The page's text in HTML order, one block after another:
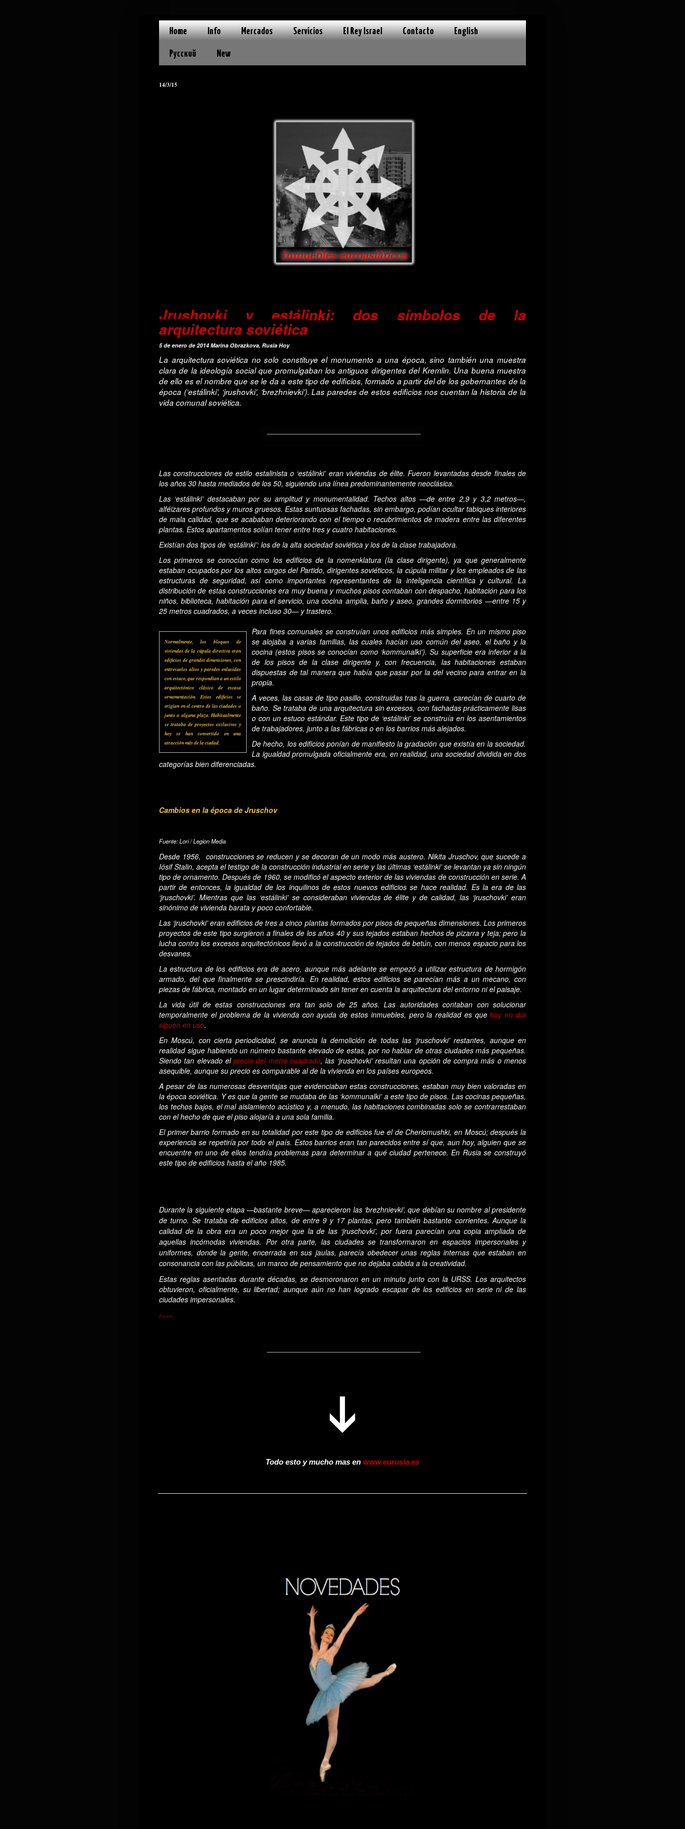
Home Info Mercados Servicios El Rey Israel Contacto English
Русский New
14/3/15
Jrushovki y estálinki: dos símbolos de la
arquitectura soviética
5 de enero de 2014 Marina Obrazkova, Rusia Hoy
La arquitectura soviética no solo constituye el monumento a una época, sino también una muestra
clara de la ideología social que promulgaban los antiguos dirigentes del Kremlin. Una buena muestra
de ello es el nombre que se le da a este tipo de edificios, formado a partir del de los gobernantes de la
época (‘estálinki’, ‘jrushovki’, ‘brezhnievki’). Las paredes de estos edificios nos cuentan la historia de la
vida comunal soviética.
Las construcciones de estilo estalinista o ‘estálinki’ eran viviendas de élite. Fueron levantadas desde finales de
los años 30 hasta mediados de los 50, siguiendo una línea predominantemente neoclásica.
Las ‘estálinki’ destacaban por su amplitud y monumentalidad. Techos altos —de entre 2,9 y 3,2 metros—,
alféizares profundos y muros gruesos. Estas suntuosas fachadas, sin embargo, podían ocultar tabiques interiores
de mala calidad, que se acababan deteriorando con el tiempo o recubrimientos de madera entre las diferentes
plantas. Estos apartamentos solían tener entre tres y cuatro habitaciones.
Existían dos tipos de ‘estálinki’: los de la alta sociedad soviética y los de la clase trabajadora.
Los primeros se conocían como los edificios de la nomenklatura (la clase dirigente), ya que generalmente
estaban ocupados por los altos cargos del Partido, dirigentes soviéticos, la cúpula militar y los empleados de las
estructuras de seguridad, así como importantes representantes de la inteligencia científica y cultural. La
distribución de estas construcciones era muy buena y muchos pisos contaban con despacho, habitación para los
niños, biblioteca, habitación para el servicio, una cocina amplia, baño y aseo, grandes dormitorios —entre 15 y
25 metros cuadrados, a veces incluso 30— y trastero.
Normalmente, los bloques de
viviendas de la cúpula directiva eran
edificios de grandes dimensiones, con
entresuelos altos y paredes enlucidas
con estuco, que respondían a un estilo
arquitectónico clásico de escasa
ornamentación. Estos edificios se
erigían en el centro de las ciudades o
junto a alguna plaza. Habitualmente
se trataba de proyectos exclusivos y
hoy se han convertido en una
atracción más de la ciudad.
Para fines comunales se construían unos edificios más simples. En un mismo piso
se alojaba a varias familias, las cuales hacían uso común del aseo, el baño y la
cocina (estos pisos se conocían como ‘kommunalki’). Su superficie era inferior a la
de los pisos de la clase dirigente y, con frecuencia, las habitaciones estaban
dispuestas de tal manera que había que pasar por la del vecino para entrar en la
propia.
A veces, las casas de tipo pasillo, construidas tras la guerra, carecían de cuarto de
baño. Se trataba de una arquitectura sin excesos, con fachadas prácticamente lisas
o con un estuco estándar. Este tipo de ‘estálinki’ se construía en los asentamientos
de trabajadores, junto a las fábricas o en los barrios más alejados.
De hecho, los edificios ponían de manifiesto la gradación que existía en la sociedad.
La igualdad promulgada oficialmente era, en realidad, una sociedad dividida en dos
categorías bien diferenciadas.
Cambios en la época de Jruschov
Fuente: Lori / Legion Media
Desde 1956, construcciones se reducen y se decoran de un modo más austero. Nikita Jruschov, que sucede a
Iósif Stalin, acepta el testigo de la construcción industrial en serie y las últimas ‘estálinki’ se levantan ya sin ningún
tipo de ornamento. Después de 1960, se modificó el aspecto exterior de las viviendas de construcción en serie. A
partir de entonces, la igualdad de los inquilinos de estos nuevos edificios se hace realidad. Es la era de las
‘jruschovki’. Mientras que las ‘estálinki’ se consideraban viviendas de élite y de calidad, las ‘jruschovki’ eran
sinónimo de vivienda barata y poco confortable.
Las ‘jruschovki’ eran edificios de tres a cinco plantas formados por pisos de pequeñas dimensiones. Los primeros
proyectos de este tipo surgieron a finales de los años 40 y sus tejados estaban hechos de pizarra y teja; pero la
lucha contra los excesos arquitectónicos llevó a la construcción de tejados de betún, con menos espacio para los
desvanes.
La estructura de los edificios era de acero, aunque más adelante se empezó a utilizar estructura de hormigón
armado, del que finalmente se prescindiría. En realidad, estos edificios se parecían más a un mecano, con
piezas de fábrica, montado en un lugar determinado sin tener en cuenta la arquitectura del entorno ni el paisaje.
La vida útil de estas construcciones era tan solo de 25 años. Las autoridades contaban con solucionar
temporalmente el problema de la vivienda con ayuda de estos inmuebles, pero la realidad es quehoy en día
siguen en uso.
En Moscú, con cierta periodicidad, se anuncia la demolición de todas las ‘jruschovki’ restantes, aunque en
realidad sigue habiendo un número bastante elevado de estas, por no hablar de otras ciudades más pequeñas.
Siendo tan elevado elprecio del metro cuadrado, las ‘jruschovki’ resultan una opción de compra más o menos
asequible, aunque su precio es comparable al de la vivienda en los países europeos.
A pesar de las numerosas desventajas que evidenciaban estas construcciones, estaban muy bien valoradas en
la época soviética. Y es que la gente se mudaba de las ‘kommunalki’ a este tipo de pisos. Las cocinas pequeñas,
los techos bajos, el mal aislamiento acústico y, a menudo, las habitaciones combinadas solo se contrarrestaban
con el hecho de que el piso alojaría a una sola familia.
El primer barrio formado en su totalidad por este tipo de edificios fue el de Cheriomushki, en Moscú; después la
experiencia se repetiría por todo el país. Estos barrios eran tan parecidos entre sí que, aun hoy, alguien que se
encuentre en uno de ellos tendría problemas para determinar a qué ciudad pertenece. En Rusia se construyó
este tipo de edificios hasta el año 1985.
Durante la siguiente etapa —bastante breve— aparecieron las ‘brezhnievki’, que debían su nombre al presidente
de turno. Se trataba de edificios altos, de entre 9 y 17 plantas, pero también bastante corrientes. Aunque la
calidad de la obra era un poco mejor que la de las ‘jruschovki’, por fuera parecían una copia ampliada de
aquellas incómodas viviendas. Por otra parte, las ciudades se transformaron en espacios impersonales y
uniformes, donde la gente, encerrada en sus jaulas, parecía obedecer unas reglas internas que estaban en
consonancia con las públicas, un marco de pensamiento que no dejaba cabida a la creatividad.
Estas reglas asentadas durante décadas, se desmoronaron en un minuto junto con la URSS. Los arquitectos
obtuvieron, oficialmente, su libertad; aunque aún no han logrado escapar de los edificios en serie ni de las
ciudades impersonales.
Fuente
Todo esto y mucho mas en www.eurusia.es